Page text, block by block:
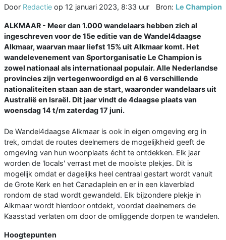
Door Redactie op 12 januari 2023, 8:33 uur Bron: Le Champion
ALKMAAR - Meer dan 1.000 wandelaars hebben zich al
ingeschreven voor de 15e editie van de Wandel4daagse
Alkmaar, waarvan maar liefst 15% uit Alkmaar komt. Het
wandelevenement van Sportorganisatie Le Champion is
zowel nationaal als internationaal populair. Alle Nederlandse
provincies zijn vertegenwoordigd en al 6 verschillende
nationaliteiten staan aan de start, waaronder wandelaars uit
Australië en Israël. Dit jaar vindt de 4daagse plaats van
woensdag 14 t/m zaterdag 17 juni.
De Wandel4daagse Alkmaar is ook in eigen omgeving erg in
trek, omdat de routes deelnemers de mogelijkheid geeft de
omgeving van hun woonplaats écht te ontdekken. Elk jaar
worden de 'locals' verrast met de mooiste plekjes. Dit is
mogelijk omdat er dagelijks heel centraal gestart wordt vanuit
de Grote Kerk en het Canadaplein en er in een klaverblad
rondom de stad wordt gewandeld. Elk bijzondere plekje in
Alkmaar wordt hierdoor ontdekt, voordat deelnemers de
Kaasstad verlaten om door de omliggende dorpen te wandelen.
Hoogtepunten